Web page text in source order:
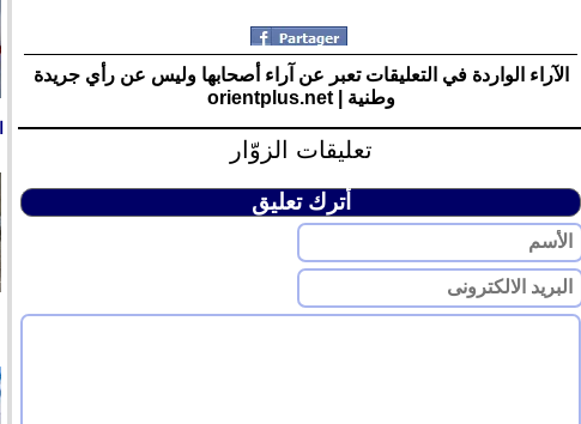
الآراء الواردة في التعليقات تعبر عن آراء أصحابها وليس عن رأي جريدة
وطنية | orientplus.net
تعليقات الزوّار
أترك تعليق